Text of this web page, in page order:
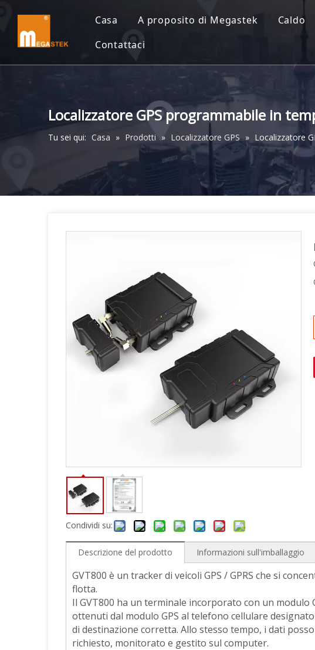
Casa A proposito di Megastek Caldo
Contattaci
Localizzatore GPS programmabile in
Tu sei qui: Casa » Prodotti » Localizzatore GPS » Localizzatore
Condividi su:
Descrizione del prodotto Informazioni sull'imballaggio
GVT800 è un tracker di veicoli GPS / GPRS che si
flotta.
Il GVT800 ha un terminale incorporato con un
ottenuti dal modulo GPS al telefono cellulare
di destinazione corretta. Allo stesso tempo, i dati
richiesto, monitorato e gestito sul computer.